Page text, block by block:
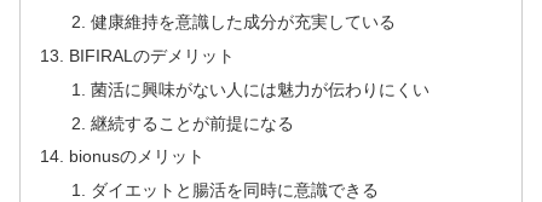
健康維持を意識した成分が充実している
BIFIRALのデメリット
菌活に興味がない人には魅力が伝わりにくい
継続することが前提になる
bionusのメリット
ダイエットと腸活を同時に意識できる